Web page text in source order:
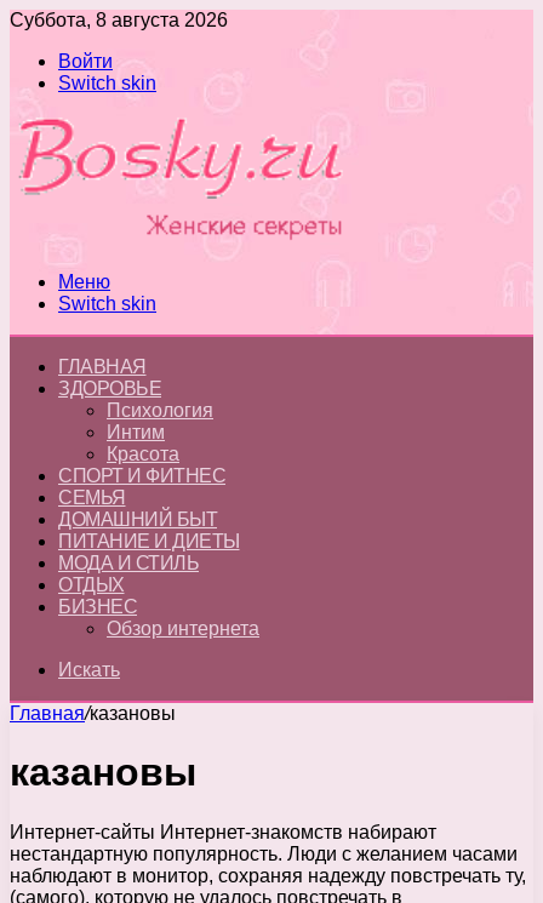
Суббота, 8 августа 2026
Войти
Switch skin
Меню
Switch skin
ГЛАВНАЯ
ЗДОРОВЬЕ
Психология
Интим
Красота
СПОРТ И ФИТНЕС
СЕМЬЯ
ДОМАШНИЙ БЫТ
ПИТАНИЕ И ДИЕТЫ
МОДА И СТИЛЬ
ОТДЫХ
БИЗНЕС
Обзор интернета
Искать
Главная/казановы
казановы
Интернет-сайты Интернет-знакомств набирают
нестандартную популярность. Люди с желанием часами
наблюдают в монитор, сохраняя надежду повстречать ту,
(самого), которую не удалось повстречать в